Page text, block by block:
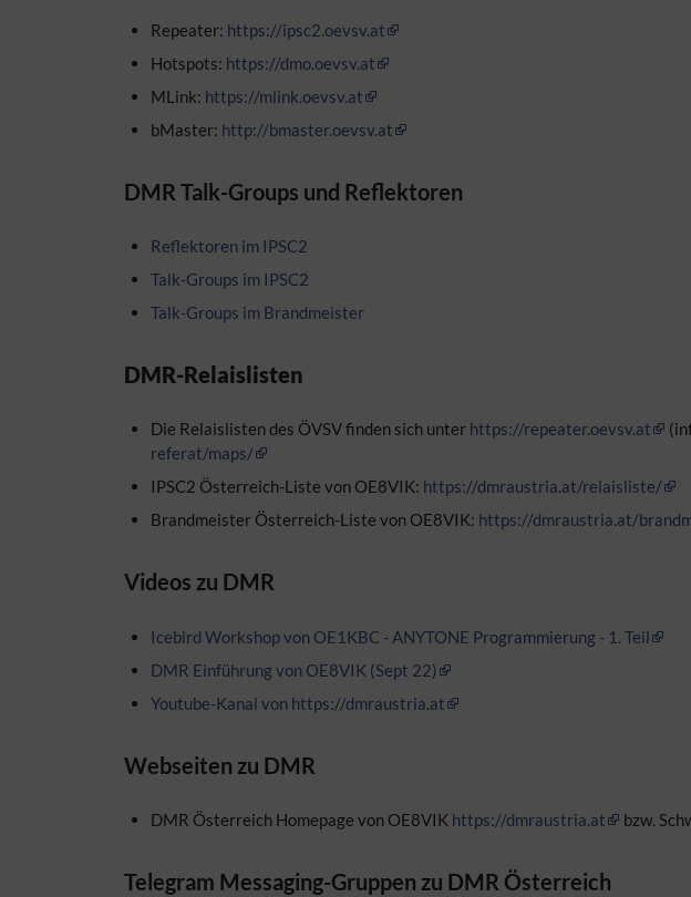
Repeater: https://ipsc2.oevsv.at
Hotspots: https://dmo.oevsv.at
MLink: https://mlink.oevsv.at
bMaster: http://bmaster.oevsv.at
DMR Talk-Groups und Reflektoren
Reflektoren im IPSC2
Talk-Groups im IPSC2
Talk-Groups im Brandmeister
DMR-Relaislisten
Die Relaislisten des ÖVSV finden sich unter https://repeater.oevsv.at
referat/maps/
IPSC2 Österreich-Liste von OE8VIK: https://dmraustria.at/relaisliste/
Brandmeister Österreich-Liste von OE8VIK: https://dmraustria.at/
Videos zu DMR
Icebird Workshop von OE1KBC - ANYTONE Programmierung - 1. Teil
DMR Einführung von OE8VIK (Sept 22)
Youtube-Kanal von https://dmraustria.at
Webseiten zu DMR
DMR Österreich Homepage von OE8VIK https://dmraustria.at bzw.
Telegram Messaging-Gruppen zu DMR Österreich